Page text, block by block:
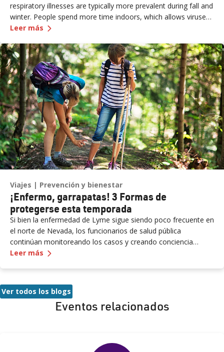
respiratory illnesses are typically more prevalent during fall and
winter. People spend more time indoors, which allows viruses
to pass more easily from one person to another. The cold, dry
susceptible to germs. According to the CDC, flu activity in the
U.S. often begins to increase in October and peaks between
December and February. “Flu season” can last as late as May.
Leer más —
Viajes Prevención y bienestar
¡Enfermo, garrapatas! 3 Formas de
protegerse esta temporada
Si bien la enfermedad de Lyme sigue siendo poco frecuente en
el norte de Nevada, los funcionarios de salud pública
continúan monitoreando los casos y creando conciencia
durante la temporada alta de garrapatas. En el condado de
la cantidad real puede ser mayor debido a la falta de informes.
Los esfuerzos continuos, incluidos los programas de vigilancia
de garrapatas y los servicios gratuitos de identificación de
Leer más —
Ver todos los blogs
Eventos relacionados